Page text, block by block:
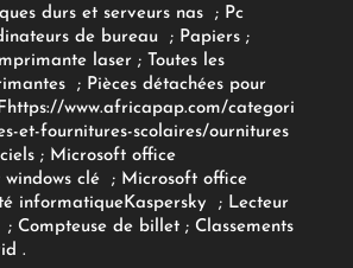
durs et serveurs nas ; Pc
de bureau ; Papiers;
laser; Toutes les
; Pièces détachées pour
F https://www.africapap.com/categori
et-fournitures-scolaires/ournitures
; Microsoft office
clé; Microsoft office
informatiqueKaspersky ; Lecteur
; Compteuse de billet; Classements
.